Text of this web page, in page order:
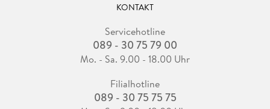
KONTAKT
Servicehotline
089 - 30 75 79 00
Mo. - Sa. 9.00 - 18.00 Uhr
Filialhotline
089 - 30 75 75 75